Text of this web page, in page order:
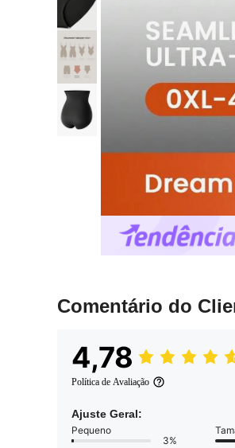
Comentário do
4,78
Política de Avaliação
Ajuste Geral:
Pequeno
3%